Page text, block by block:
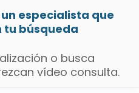
especialista que
tu búsqueda
o busca
vídeo consulta.